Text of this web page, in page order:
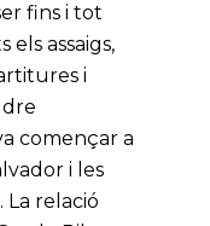
fins i tot
els assaigs,
i
començar a
i les
La relació